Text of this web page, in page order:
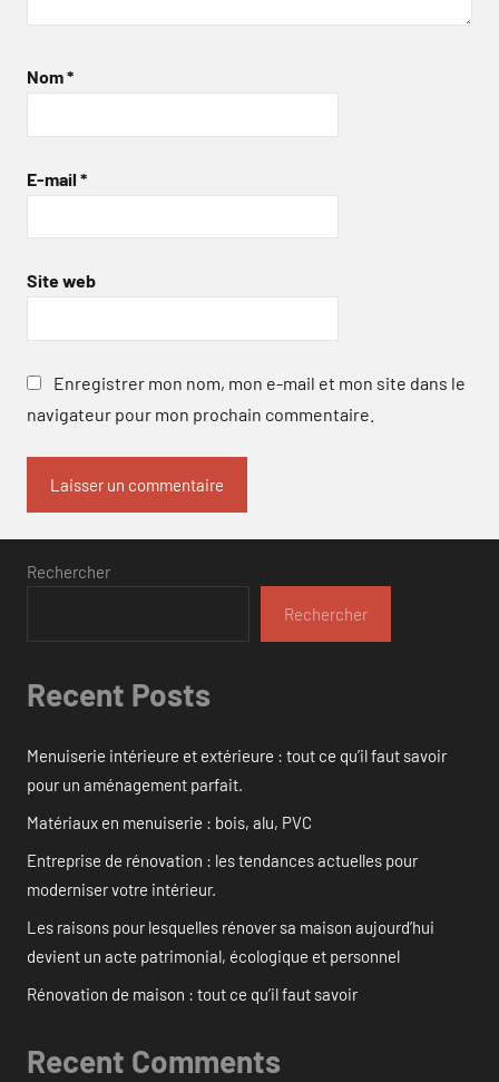
Nom*
E-mail *
Site web
Enregistrer mon nom, mon e-mail et mon site dans le
navigateur pour mon prochain commentaire.
Rechercher
Rechercher
Recent Posts
Menuiserie intérieure et extérieure : tout ce qu’il faut savoir
pour un aménagement parfait.
Matériaux en menuiserie : bois, alu, PVC
Entreprise de rénovation : les tendances actuelles pour
moderniser votre intérieur.
Les raisons pour lesquelles rénover sa maison aujourd’hui
devient un acte patrimonial, écologique et personnel
Rénovation de maison : tout ce qu’il faut savoir
Recent Comments